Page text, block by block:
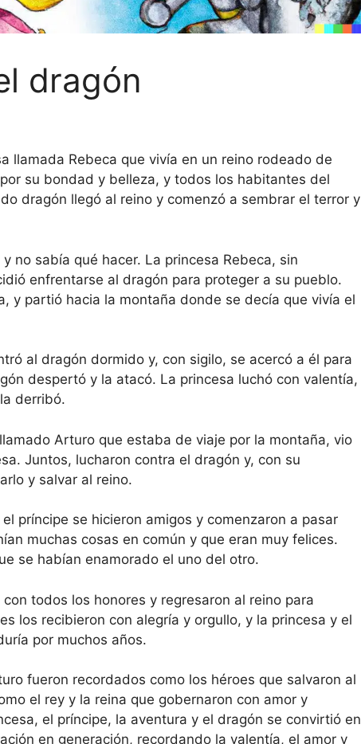
dragón
llamada Rebeca que vivía en un reino rodeado de
su bondad y belleza, y todos los habitantes del
dragón llegó al reino y comenzó a sembrar el terror y
no sabía qué hacer. La princesa Rebeca, sin
enfrentarse al dragón para proteger a su pueblo.
y partió hacia la montaña donde se decía que vivía el
al dragón dormido y, con sigilo, se acercó a él para
despertó y la atacó. La princesa luchó con valentía,
derribó.
Arturo que estaba de viaje por la montaña, vio
Juntos, lucharon contra el dragón y, con su
y salvar al reino.
príncipe se hicieron amigos y comenzaron a pasar
muchas cosas en común y que eran muy felices.
se habían enamorado el uno del otro.
todos los honores y regresaron al reino para
los recibieron con alegría y orgullo, y la princesa y el
por muchos años.
fueron recordados como los héroes que salvaron al
el rey y la reina que gobernaron con amor y
el príncipe, la aventura y el dragón se convirtió en
en generación, recordando la valentía, el amor y